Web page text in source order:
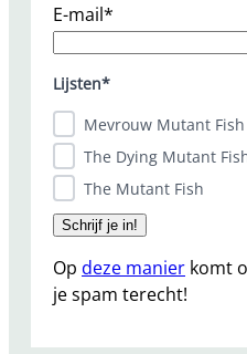
E-mail*
Lijsten*
Mevrouw Mutant Fish
The Dying Mutant
The Mutant Fish
Op deze manier komt
je spam terecht!